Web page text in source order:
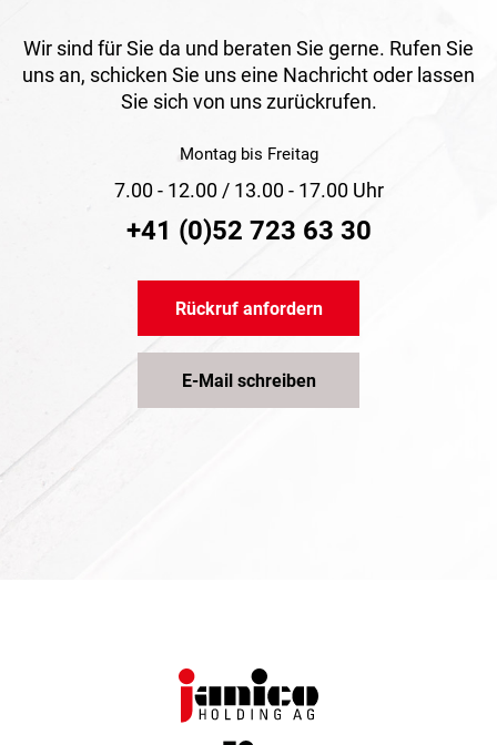
Wir sind für Sie da und beraten Sie gerne. Rufen Sie
uns an, schicken Sie uns eine Nachricht oder lassen
Sie sich von uns zurückrufen.
Montag bis Freitag
7.00 - 12.00 / 13.00 - 17.00 Uhr
+41 (0)52 723 63 30
Rückruf anfordern
E-Mail schreiben